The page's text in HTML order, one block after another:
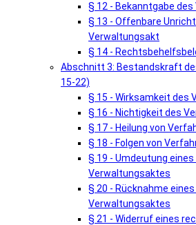
§ 12 - Bekanntgabe
§ 13 - Offenbare
Verwaltungsakt
§ 14 -
Abschnitt 3: Bestandskraft
15-22)
§ 15 - Wirksamkeit des
§ 16 - Nichtigkeit des
§ 17 - Heilung von
§ 18 - Folgen von
§ 19 - Umdeutung
Verwaltungsaktes
§ 20 - Rücknahme
Verwaltungsaktes
§ 21 - Widerruf eines